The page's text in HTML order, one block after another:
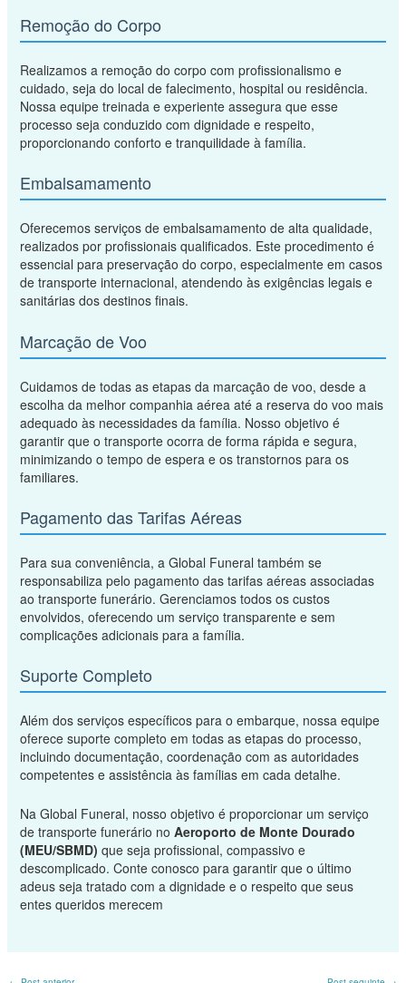
Remoção do Corpo
Realizamos a remoção do corpo com profissionalismo e
cuidado, seja do local de falecimento, hospital ou residência.
Nossa equipe treinada e experiente assegura que esse
processo seja conduzido com dignidade e respeito,
proporcionando conforto e tranquilidade à família.
Embalsamamento
Oferecemos serviços de embalsamamento de alta qualidade,
realizados por profissionais qualificados. Este procedimento é
essencial para preservação do corpo, especialmente em casos
de transporte internacional, atendendo às exigências legais e
sanitárias dos destinos finais.
Marcação de Voo
Cuidamos de todas as etapas da marcação de voo, desde a
escolha da melhor companhia aérea até a reserva do voo mais
adequado às necessidades da família. Nosso objetivo é
garantir que o transporte ocorra de forma rápida e segura,
minimizando o tempo de espera e os transtornos para os
familiares.
Pagamento das Tarifas Aéreas
Para sua conveniência, a Global Funeral também se
responsabiliza pelo pagamento das tarifas aéreas associadas
ao transporte funerário. Gerenciamos todos os custos
envolvidos, oferecendo um serviço transparente e sem
complicações adicionais para a família.
Suporte Completo
Além dos serviços específicos para o embarque, nossa equipe
oferece suporte completo em todas as etapas do processo,
incluindo documentação, coordenação com as autoridades
competentes e assistência às famílias em cada detalhe.
Na Global Funeral, nosso objetivo é proporcionar um serviço
de transporte funerário no Aeroporto de Monte Dourado
(MEU/SBMD) que seja profissional, compassivo e
descomplicado. Conte conosco para garantir que o último
adeus seja tratado com a dignidade e o respeito que seus
entes queridos merecem